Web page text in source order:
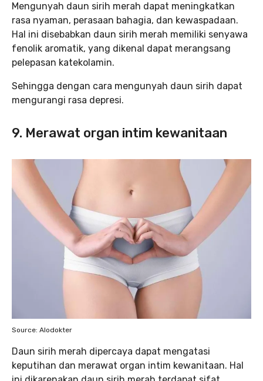
Mengunyah daun sirih merah dapat meningkatkan
rasa nyaman, perasaan bahagia, dan kewaspadaan.
Hal ini disebabkan daun sirih merah memiliki senyawa
fenolik aromatik, yang dikenal dapat merangsang
pelepasan katekolamin.
Sehingga dengan cara mengunyah daun sirih dapat
mengurangi rasa depresi.
9. Merawat organ intim kewanitaan
Source: Alodokter
Daun sirih merah dipercaya dapat mengatasi
keputihan dan merawat organ intim kewanitaan. Hal